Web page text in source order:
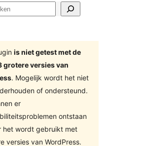
is niet getest met de
grotere versies van
. Mogelijk wordt het niet
of ondersteund.
er
ontstaan
het wordt gebruikt met
versies van WordPress.